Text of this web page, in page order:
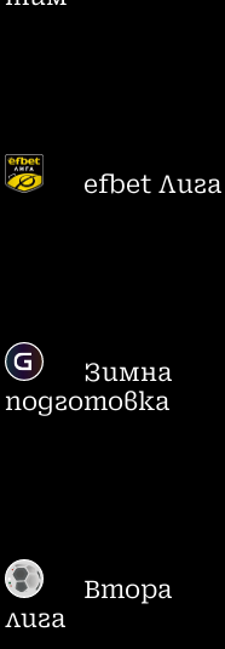
efbet Лига
Зимна
подготовка
Втора
лига